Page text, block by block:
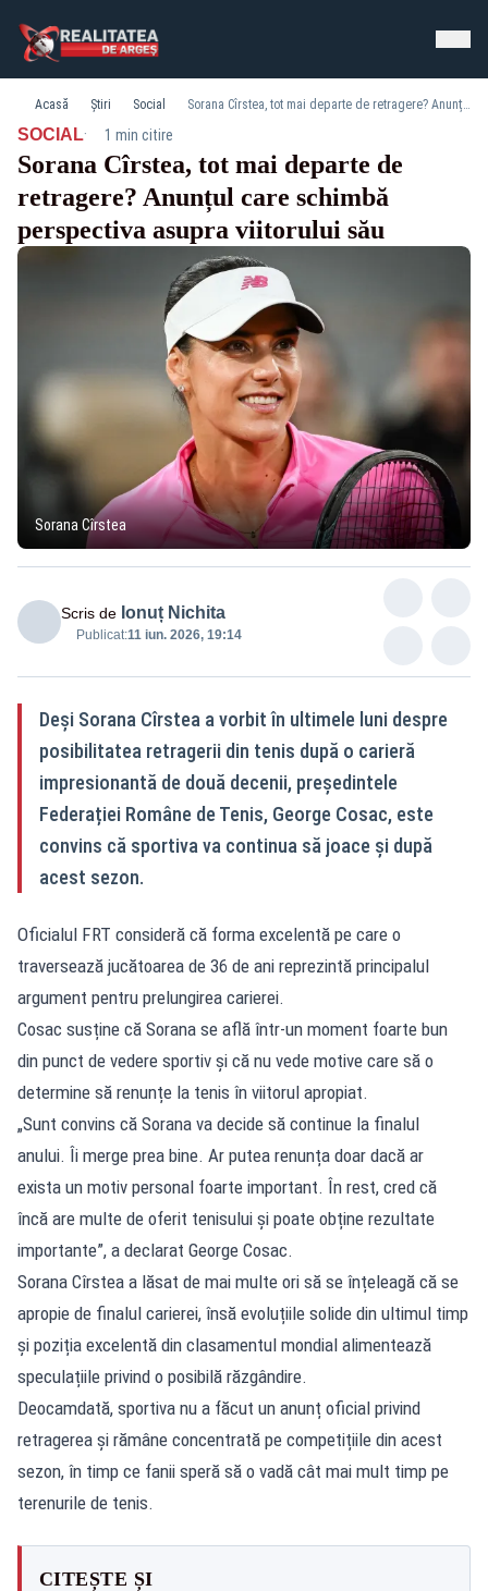
Acasă Știri Social Sorana Cîrstea, tot mai departe de retragere? Anunțul care schimbă perspectiva asupra viitorului său
SOCIAL· 1 min citire
Sorana Cîrstea, tot mai departe de
retragere? Anunțul care schimbă
perspectiva asupra viitorului său
Sorana Cîrstea
Scris de Ionuț Nichita
Publicat:11 iun. 2026, 19:14
Deși Sorana Cîrstea a vorbit în ultimele luni despre
posibilitatea retragerii din tenis după o carieră
impresionantă de două decenii, președintele
Federației Române de Tenis, George Cosac, este
convins că sportiva va continua să joace și după
acest sezon.
Oficialul FRT consideră că forma excelentă pe care o
traversează jucătoarea de 36 de ani reprezintă principalul
argument pentru prelungirea carierei.
Cosac susține că Sorana se află într-un moment foarte bun
din punct de vedere sportiv și că nu vede motive care să o
determine să renunțe la tenis în viitorul apropiat.
„Sunt convins că Sorana va decide să continue la finalul
anului. Îi merge prea bine. Ar putea renunța doar dacă ar
exista un motiv personal foarte important. În rest, cred că
încă are multe de oferit tenisului și poate obține rezultate
importante”, a declarat George Cosac.
Sorana Cîrstea a lăsat de mai multe ori să se înțeleagă că se
apropie de finalul carierei, însă evoluțiile solide din ultimul timp
și poziția excelentă din clasamentul mondial alimentează
speculațiile privind o posibilă răzgândire.
Deocamdată, sportiva nu a făcut un anunț oficial privind
retragerea și rămâne concentrată pe competițiile din acest
sezon, în timp ce fanii speră să o vadă cât mai mult timp pe
terenurile de tenis.
CITEȘTE ȘI